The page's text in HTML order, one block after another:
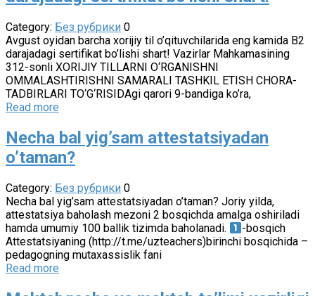
Category: Без рубрики 0
Avgust oyidan barcha xorijiy til o’qituvchilarida eng kamida B2
darajadagi sertifikat bo’lishi shart! Vazirlar Mahkamasining
312-sonli XORIJIY TILLARNI O‘RGANISHNI
OMMALASHTIRISHNI SAMARALI TASHKIL ETISH CHORA-
TADBIRLARI TO‘G‘RISIDAgi qarori 9-bandiga ko’ra,
Read more
Necha bal yig’sam attestatsiyadan
o’taman?
Category: Без рубрики 0
Necha bal yig’sam attestatsiyadan o’taman? Joriy yilda,
attestatsiya baholash mezoni 2 bosqichda amalga oshiriladi
hamda umumiy 100 ballik tizimda baholanadi.
-bosqich
Attestatsiyaning (http://t.me/uzteachers)birinchi bosqichida –
pedagogning mutaxassislik fani
Read more